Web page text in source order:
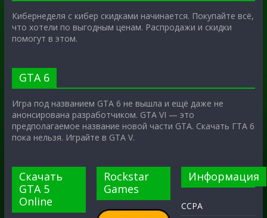
Кибернеделя с кибер скидками начинается. Покупайте всё,
что хотели по выгодным ценам. Распродажи и скидки
помогут в этом.
GTA 6
Игра под названием GTA 6 не вышла и ещё даже не
анонсирована разработчиком. GTA VI — это
предполагаемое название новой части GTA. Скачать ГТА 6
пока нельзя. Играйте в GTA V.
Скачать
GTA 5
Online
Rockstar
Games
Информация
CCPA